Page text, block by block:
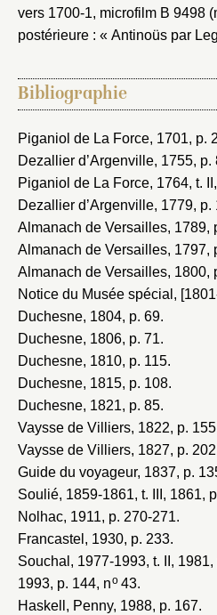
vers 1700-1, microfilm B 9498
postérieure : « Antinoüs par
Bibliographie
Piganiol de La Force, 1701, p.
Dezallier d’Argenville, 1755, p.
Piganiol de La Force, 1764, t.
Dezallier d’Argenville, 1779, p.
Almanach de Versailles, 1789,
Almanach de Versailles, 1797,
Almanach de Versailles, 1800,
Notice du Musée spécial,
Duchesne, 1804, p. 69.
Duchesne, 1806, p. 71.
Duchesne, 1810, p. 115.
Duchesne, 1815, p. 108.
Duchesne, 1821, p. 85.
Vaysse de Villiers, 1822, p.
Vaysse de Villiers, 1827, p.
Guide du voyageur, 1837, p.
Soulié, 1859-1861, t. III, 1861,
Nolhac, 1911, p. 270-271.
Francastel, 1930, p. 233.
Souchal, 1977-1993, t. II,
1993, p. 144, no43.
Haskell, Penny, 1988, p. 167.